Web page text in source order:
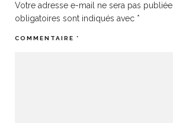
Votre adresse e-mail ne sera pas publiée.
obligatoires sont indiqués avec *
COMMENTAIRE *